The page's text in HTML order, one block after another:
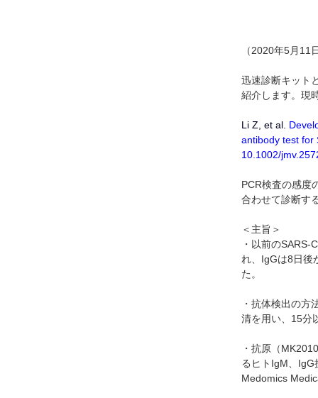
（2020年5月
迅速診断キット
紹介します。現
Li Z, et al.
antibody test for
10.1002/
PCR検査の感度
合わせて診断す
＜主旨＞
・以前の
れ、IgGは8日後
た。
・抗体検出の
清を用い、15分
・抗原（
るヒトIgM、IgG
Medomics